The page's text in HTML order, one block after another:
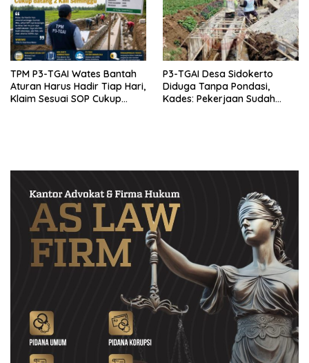
TPM P3-TGAI Wates Bantah
Aturan Harus Hadir Tiap Hari,
Klaim Sesuai SOP Cukup
P3-TGAI Desa Sidokerto
Diduga Tanpa Pondasi,
Kades: Pekerjaan Sudah